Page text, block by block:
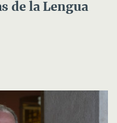
de la Lengua